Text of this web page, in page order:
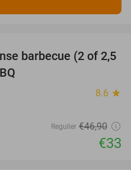
30%
barbecue (2 of 2,5
8.6 star
Regulier €46,90
€33